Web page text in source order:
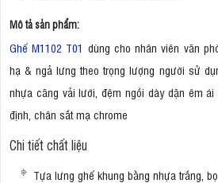
Mô tả sản phẩm:
Ghế M1102 T01 dùng cho nhân viên văn
hạ & ngả lưng theo trọng lượng người sử
nhựa căng vải lưới, đệm ngồi dày dặn êm
định, chân sắt mạ chrome
Chi tiết chất liệu
Tựa lưng ghế khung bằng nhựa trắng,